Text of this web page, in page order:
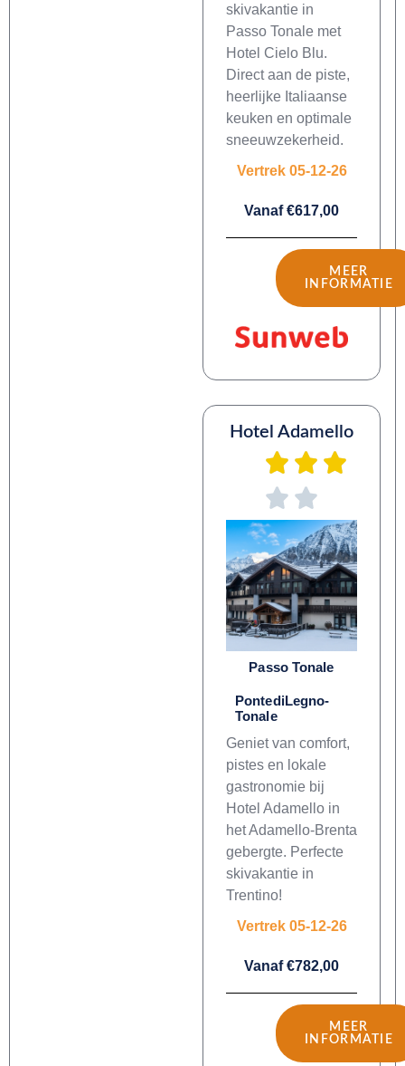
skivakantie in
Passo Tonale met
Hotel Cielo Blu.
Direct aan de piste,
heerlijke Italiaanse
keuken en optimale
sneeuwzekerheid.
Vertrek 05-12-26
Vanaf €617,00
MEER
INFORMATIE
Hotel Adamello
Passo Tonale
PontediLegno-
Tonale
Geniet van comfort,
pistes en lokale
gastronomie bij
Hotel Adamello in
het Adamello-Brenta
gebergte. Perfecte
skivakantie in
Trentino!
Vertrek 05-12-26
Vanaf €782,00
MEER
INFORMATIE